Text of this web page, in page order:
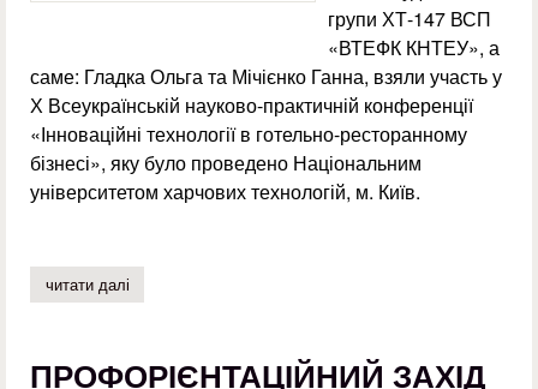
групи ХТ-147 ВСП
«ВТЕФК КНТЕУ», а
саме: Гладка Ольга та Мічієнко Ганна, взяли участь у
Х Всеукраїнській науково-практичній конференції
«Інноваційні технології в готельно-ресторанному
бізнесі», яку було проведено Національним
університетом харчових технологій, м. Київ.
читати далі
ПРОФОРІЄНТАЦІЙНИЙ ЗАХІД